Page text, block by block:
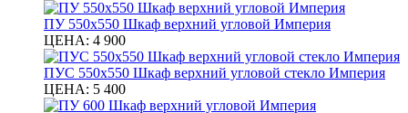
ПУ 550х550 Шкаф верхний угловой Империя
ЦЕНА: 4 900
ПУС 550х550 Шкаф верхний угловой стекло Империя
ЦЕНА: 5 400